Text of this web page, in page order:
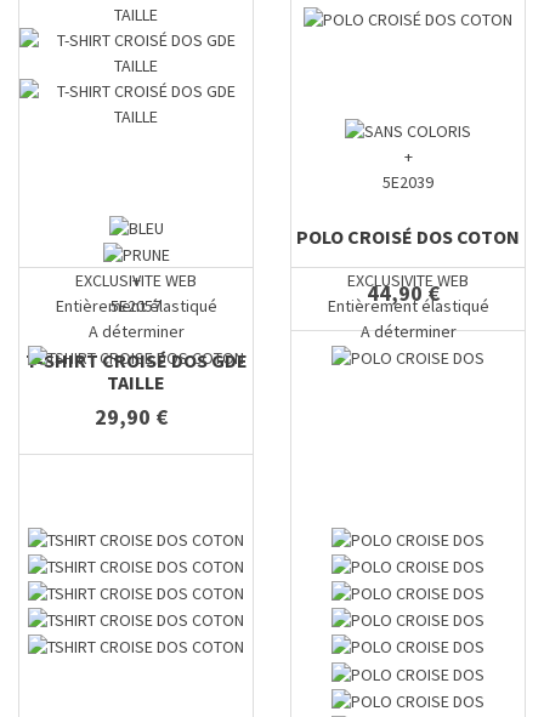
+
5E2057
T-SHIRT CROISÉ DOS GDE
TAILLE
29,90 €
+
5E2039
POLO CROISÉ DOS COTON
44,90 €
EXCLUSIVITE WEB
Entièrement élastiqué
A déterminer
EXCLUSIVITE WEB
Entièrement élastiqué
A déterminer